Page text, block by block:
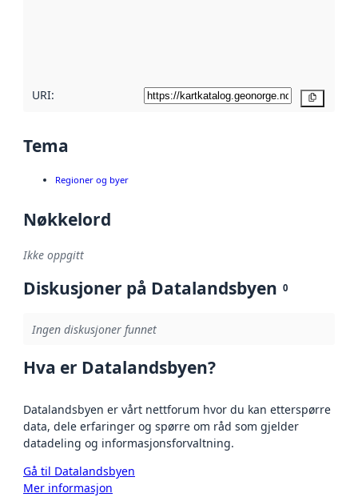
URI:
Tema
Regioner og byer
Nøkkelord
Ikke oppgitt
Diskusjoner på Datalandsbyen 0
Ingen diskusjoner funnet
Hva er Datalandsbyen?
Datalandsbyen er vårt nettforum hvor du kan etterspørre
data, dele erfaringer og spørre om råd som gjelder
datadeling og informasjonsforvaltning.
Gå til Datalandsbyen
Mer informasjon